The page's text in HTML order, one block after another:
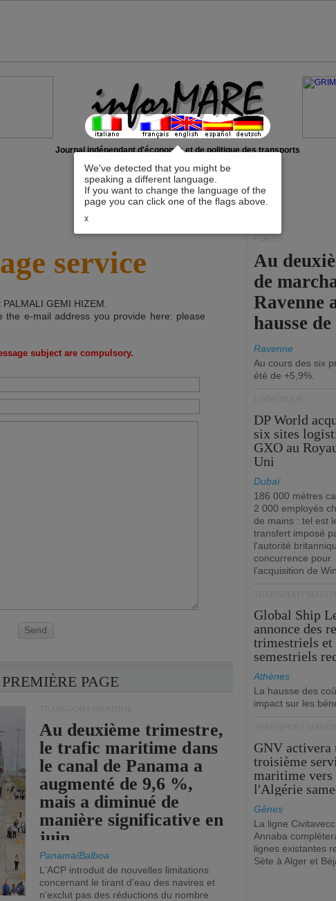
We've detected that you might be
speaking a different language.
If you want to change the language of the
page you can click one of the flags above.
x
Journal indépendant d'économie et de politique des transports
service
PALMALI GEMI HIZEM
the e-mail address you provide here: please
subject are compulsory.
Send
PAGE
Au deuxième trimestre,
le trafic maritime dans
le canal de Panama a
augmenté de 9,6 %,
mais a diminué de
manière significative en
juin.
Panama/Balboa
L'ACP introduit de nouvelles limitations
concernant le tirant d'eau des navires et
n'exclut pas des réductions du nombre
PORTS
Au
de
Ravenne
hausse
Ravenne
Au cours des six
été de +5,9%.
DP World
six sites
GXO au
Uni
Dubaï
186 000 mètres
2 000 employés
de mains : tel est
transfert imposé
l’autorité
concurrence pour
l’acquisition de
Global Ship
annonce des
trimestriels et
semestriels
Athènes
La hausse des
impact sur les
GNV activera
troisième
maritime vers
l'Algérie
Gênes
La ligne
Annaba
lignes existantes
Sète à Alger et